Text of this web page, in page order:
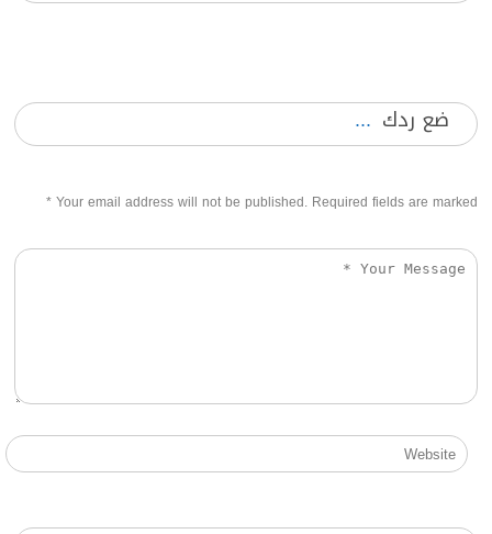
ضع ردك
Your email address will not be published. Required fields are marked
*